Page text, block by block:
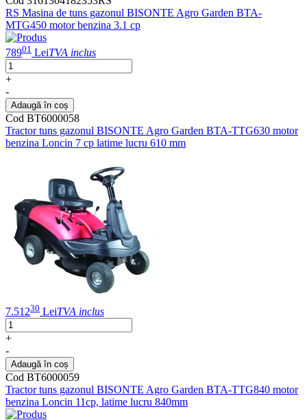
RS Masina de tuns gazonul BISONTE Agro Garden BTA-
MTG450 motor benzina 3.1 cp
78901 LeiTVA inclus
+
-
Adaugă în coș
Cod BT6000058
Tractor tuns gazonul BISONTE Agro Garden BTA-TTG630 motor
benzina Loncin 7 cp latime lucru 610 mm
7.51230 LeiTVA inclus
+
-
Adaugă în coș
Cod BT6000059
Tractor tuns gazonul BISONTE Agro Garden BTA-TTG840 motor
benzina Loncin 11cp, latime lucru 840mm